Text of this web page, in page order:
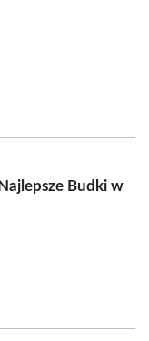
Budki w